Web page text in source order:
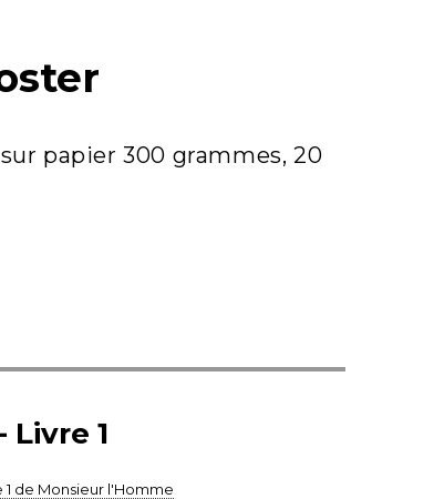
papier 300 grammes, 20
1
de Monsieur l'Homme